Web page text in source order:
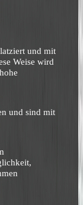
und mit
Weise wird
und sind mit